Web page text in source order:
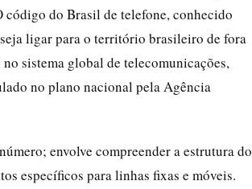
do Brasil de telefone, conhecido
ligar para o território brasileiro de fora
sistema global de telecomunicações,
no plano nacional pela Agência
envolve compreender a estrutura do
específicos para linhas fixas e móveis.